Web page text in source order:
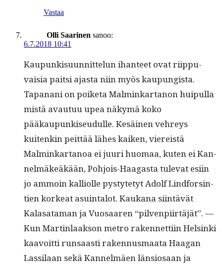
Vastaa
Olli Saarinen sanoo:
6.7.2018 10:41
Kaupunkisu­un­nit­telun ihanteet ovat riip­pu­
vaisia pait­si ajas­ta niin myös kaupungista.
Tapanani on poike­ta Malminkar­tanon huip­ul­la
mis­tä avau­tuu upea näkymä koko
pääkaupunkiseudulle. Kesäi­nen vehreys
kuitenkin peit­tää läh­es kaiken, viereistä
Malminkar­tanoa ei juuri huo­maa, kuten ei Kan­
nelmäkeäkään, Pohjois-Haa­gas­ta tule­vat esi­in
jo ammoin kalli­olle pystyte­tyt Adolf Lind­forsin­
tien korkeat asuin­talot. Kaukana siin­tävät
Kalasa­ta­man ja Vuosaaren “pil­ven­pi­irtäjät”. —
Kun Mar­tin­laak­son metro raken­net­ti­in Helsin­ki
kaavoit­ti run­saasti raken­nus­maa­ta Haa­gan
Las­si­laan sekä Kan­nelmäen län­siosaan ja